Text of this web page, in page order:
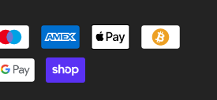
Metodi
di
pagamento